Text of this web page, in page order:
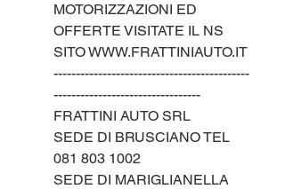
MOTORIZZAZIONI ED
OFFERTE VISITATE IL NS
SITO WWW.FRATTINIAUTO.IT
--------------------------------------------
---------------------------------
FRATTINI AUTO SRL
SEDE DI BRUSCIANO TEL
081 803 1002
SEDE DI MARIGLIANELLA